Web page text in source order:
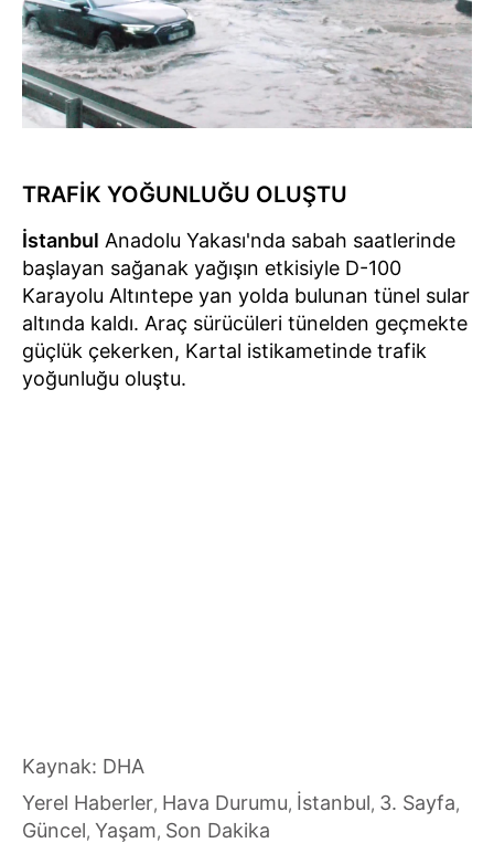
TRAFİK YOĞUNLUĞU OLUŞTU
İstanbul Anadolu Yakası'nda sabah saatlerinde
başlayan sağanak yağışın etkisiyle D-100
Karayolu Altıntepe yan yolda bulunan tünel sular
altında kaldı. Araç sürücüleri tünelden geçmekte
güçlük çekerken, Kartal istikametinde trafik
yoğunluğu oluştu.
Kaynak: DHA
Yerel Haberler, Hava Durumu, İstanbul, 3. Sayfa,
Güncel, Yaşam, Son Dakika